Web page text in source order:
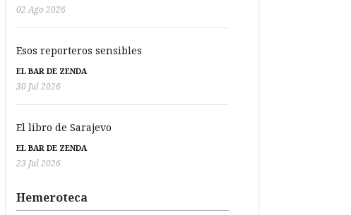
02 Ago 2026
Esos reporteros sensibles
EL BAR DE ZENDA
30 Jul 2026
El libro de Sarajevo
EL BAR DE ZENDA
23 Jul 2026
Hemeroteca